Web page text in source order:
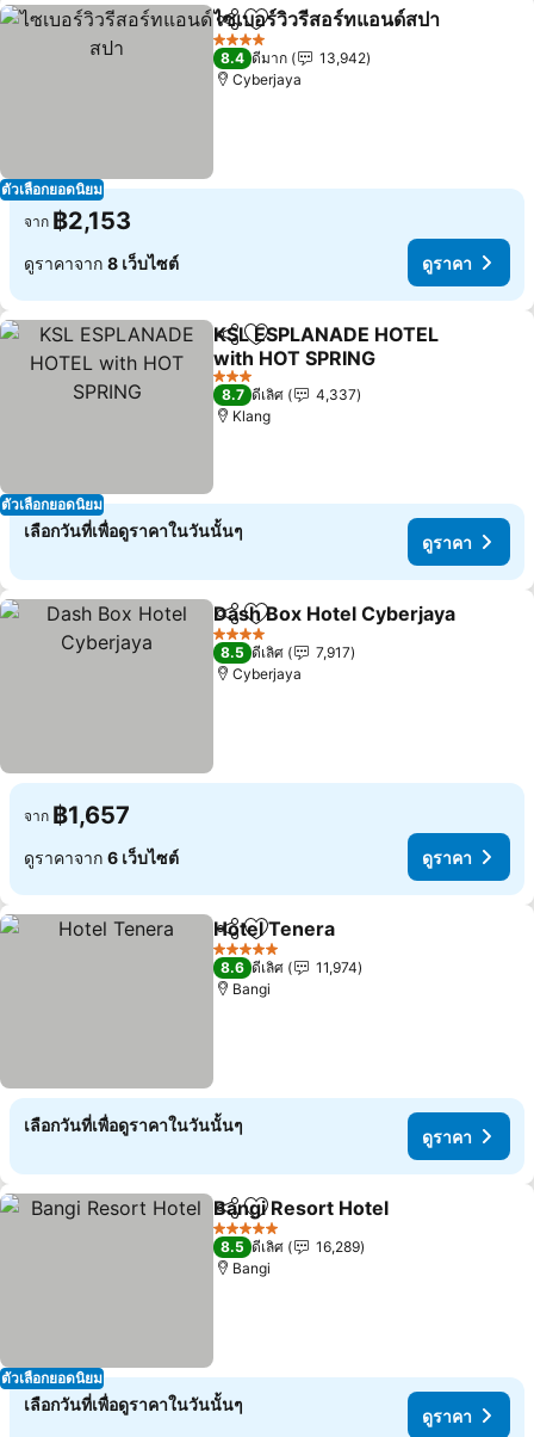
ตัวเลือกยอดนิยม
แชร์ เพิ่มในรายการโปรด
ไซเบอร์วิวรีสอร์ทแอนด์สปา
4 ดาว
8.4 ดีมาก
13,942
Cyberjaya
จาก ฿2,153
ดูราคาจาก 8 เว็บไซต์ ดูราคา
ตัวเลือกยอดนิยม
แชร์ เพิ่มในรายการโปรด
KSL ESPLANADE HOTEL
with HOT SPRING
ดูราคา
3 ดาว
8.7 ดีเลิศ
4,337
Klang
เลือกวันที่เพื่อดูราคาในวันนั้นๆ
ดูราคา
แชร์ เพิ่มในรายการโปรด
Dash Box Hotel Cyberjaya
4 ดาว
8.5 ดีเลิศ
7,917
Cyberjaya
จาก ฿1,657
ดูราคาจาก 6 เว็บไซต์ ดูราคา
แชร์ เพิ่มในรายการโปรด
Hotel Tenera
5 ดาว
8.6 ดีเลิศ
11,974
Bangi
เลือกวันที่เพื่อดูราคาในวันนั้นๆ
ดูราคา
ตัวเลือกยอดนิยม
แชร์ เพิ่มในรายการโปรด
Bangi Resort Hotel
5 ดาว
8.5 ดีเลิศ
16,289
Bangi
เลือกวันที่เพื่อดูราคาในวันนั้นๆ
ดูราคา